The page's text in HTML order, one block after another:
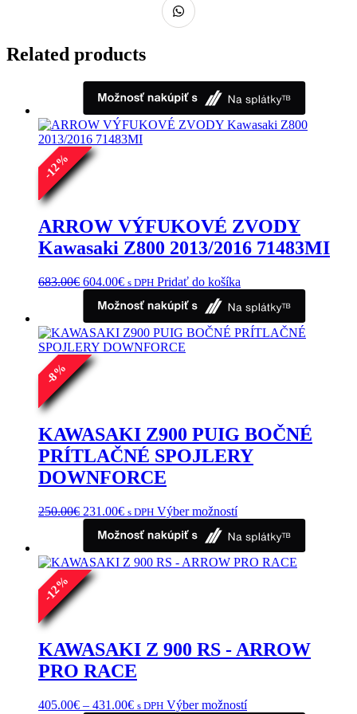
Related products
-
12
%
ARROW VÝFUKOVÉ ZVODY
Kawasaki Z800 2013/2016 71483MI
683.00€ Pôvodná
cena
bola:
683.00€.
604.00€Aktuálna
je:
604.00€.
s DPH Pridať do košíka
-
8
%
KAWASAKI Z900 PUIG BOČNÉ
PRÍTLAČNÉ SPOJLERY
DOWNFORCE
250.00€ Pôvodná
cena
bola:
250.00€.
231.00€Aktuálna
je:
231.00€.
s DPH Výber možnostíTento
má
viacero
variantov.
stránke
-
12
%
KAWASAKI Z 900 RS - ARROW
PRO RACE
405.00€ – 431.00€Price
s DPH Výber možnostíTento